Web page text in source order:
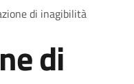
di inagibilità
di